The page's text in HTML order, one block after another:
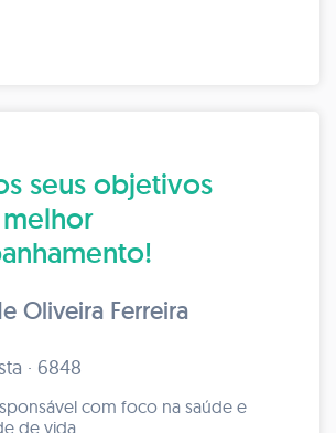
seus objetivos
Oliveira Ferreira
· 6848
com foco na saúde e
de vida.